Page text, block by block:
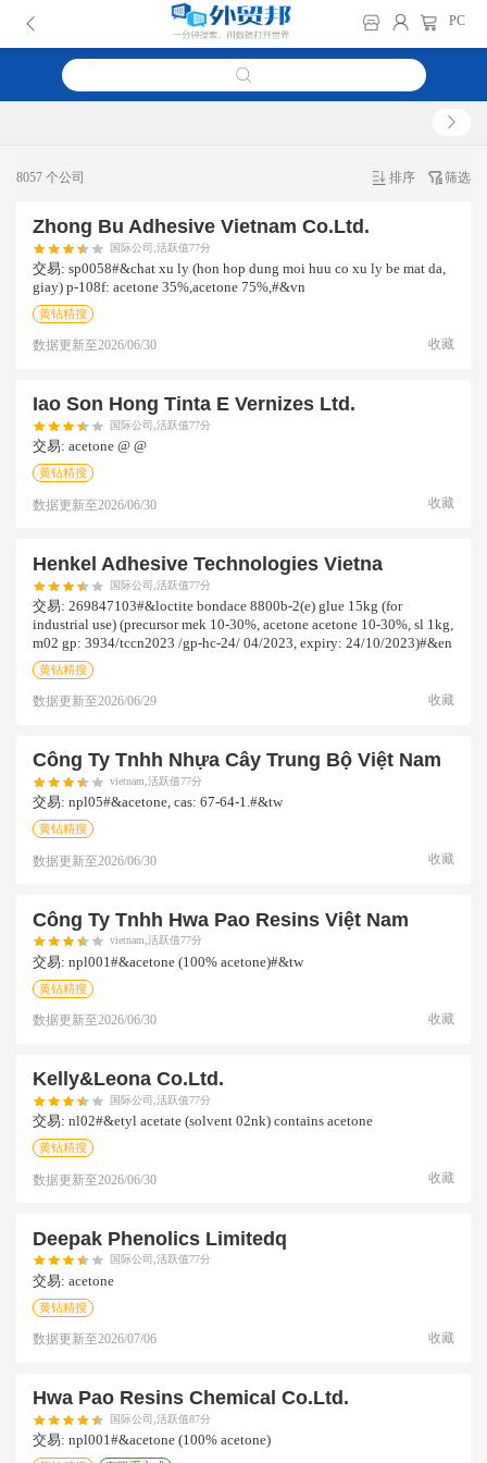
PC
8057 个公司 排序 筛选
Zhong Bu Adhesive Vietnam Co.ltd.
国际公司,活跃值77分
交易: sp0058#&chat xu ly (hon hop dung moi huu co xu ly be mat da,
giay) p-108f: acetone 35%,acetone 75%,#&vn
黄钻精搜
数据更新至2026/06/30 收藏
Iao Son Hong Tinta E Vernizes Ltd.
国际公司,活跃值77分
交易: acetone @ @
黄钻精搜
数据更新至2026/06/30 收藏
Henkel Adhesive Technologies Vietna
国际公司,活跃值77分
交易: 269847103#&loctite bondace 8800b-2(e) glue 15kg (for
industrial use) (precursor mek 10-30%, acetone acetone 10-30%, sl 1kg,
m02 gp: 3934/tccn2023 /gp-hc-24/ 04/2023, expiry: 24/10/2023)#&en
黄钻精搜
数据更新至2026/06/29 收藏
Công Ty Tnhh Nhựa Cây Trung Bộ Việt Nam
vietnam,活跃值77分
交易: npl05#&acetone, cas: 67-64-1.#&tw
黄钻精搜
数据更新至2026/06/30 收藏
Công Ty Tnhh Hwa Pao Resins Việt Nam
vietnam,活跃值77分
交易: npl001#&acetone (100% acetone)#&tw
黄钻精搜
数据更新至2026/06/30 收藏
Kelly&leona Co.ltd.
国际公司,活跃值77分
交易: nl02#&etyl acetate (solvent 02nk) contains acetone
黄钻精搜
数据更新至2026/06/30 收藏
Deepak Phenolics Limitedq
国际公司,活跃值77分
交易: acetone
黄钻精搜
数据更新至2026/07/06 收藏
Hwa Pao Resins Chemical Co.ltd.
国际公司,活跃值87分
交易: npl001#&acetone (100% acetone)